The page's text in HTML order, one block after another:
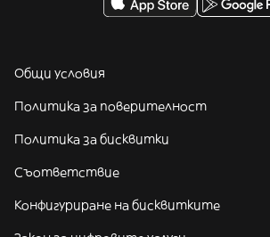
Общи условия
Политика за поверителност
Политика за бисквитки
Съответствие
Конфигуриране на бисквитките